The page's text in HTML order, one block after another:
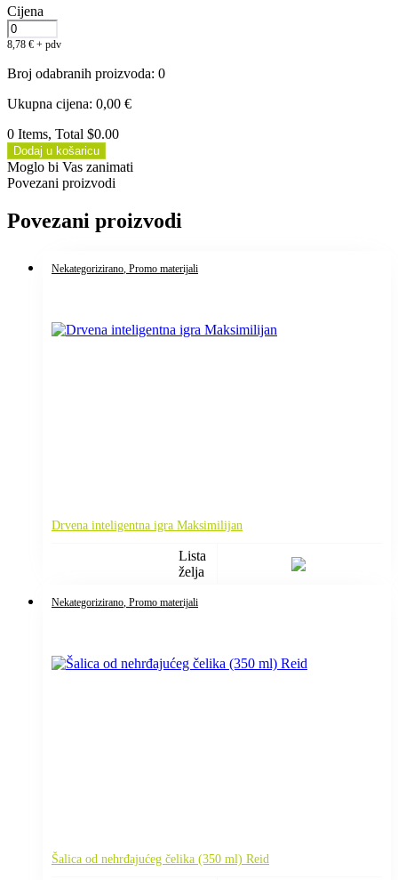
Cijena
8,78 € + pdv
Broj odabranih proizvoda: 0
Ukupna cijena: 0,00 €
0 Items, Total $0.00
Dodaj u košaricu
Moglo bi Vas zanimati
Povezani proizvodi
Povezani proizvodi
Nekategorizirano , Promo materijali
Drvena inteligentna igra Maksimilijan
Lista
želja
Nekategorizirano , Promo materijali
Šalica od nehrđajućeg čelika (350 ml) Reid